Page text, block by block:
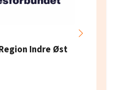
Indre Øst